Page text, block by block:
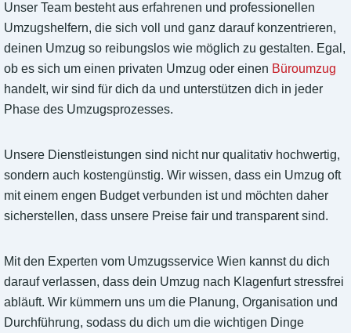
Unser Team besteht aus erfahrenen und professionellen
Umzugshelfern, die sich voll und ganz darauf konzentrieren,
deinen Umzug so reibungslos wie möglich zu gestalten. Egal,
ob es sich um einen privaten Umzug oder einen Büroumzug
handelt, wir sind für dich da und unterstützen dich in jeder
Phase des Umzugsprozesses.
Unsere Dienstleistungen sind nicht nur qualitativ hochwertig,
sondern auch kostengünstig. Wir wissen, dass ein Umzug oft
mit einem engen Budget verbunden ist und möchten daher
sicherstellen, dass unsere Preise fair und transparent sind.
Mit den Experten vom Umzugsservice Wien kannst du dich
darauf verlassen, dass dein Umzug nach Klagenfurt stressfrei
abläuft. Wir kümmern uns um die Planung, Organisation und
Durchführung, sodass du dich um die wichtigen Dinge